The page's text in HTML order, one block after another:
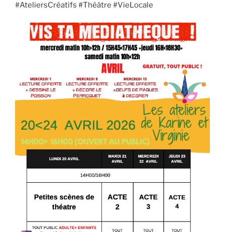
#AteliersCréatifs #Théâtre #VieLocale